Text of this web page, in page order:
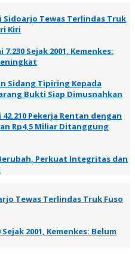
Sidoarjo Tewas Terlindas Truk
Kiri
Sejak 2001, Kemenkes:
Sidang Tipiring Kepada
Bukti Siap Dimusnahkan
Pekerja Rentan dengan
Rp4,5 Miliar Ditanggung
Perkuat Integritas dan
Tewas Terlindas Truk Fuso
2001, Kemenkes: Belum